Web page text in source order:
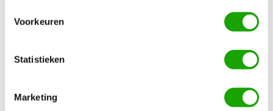
Voorkeuren
Statistieken
Marketing
Wähle ein Datum